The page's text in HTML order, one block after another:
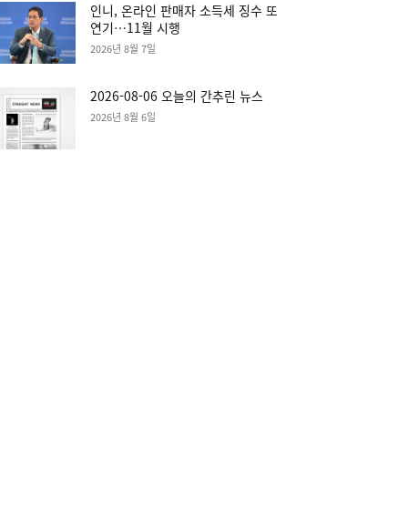
인니, 온라인 판매자 소득세 징수 또
연기…11월 시행
2026년 8월 7일
2026-08-06 오늘의 간추린 뉴스
2026년 8월 6일